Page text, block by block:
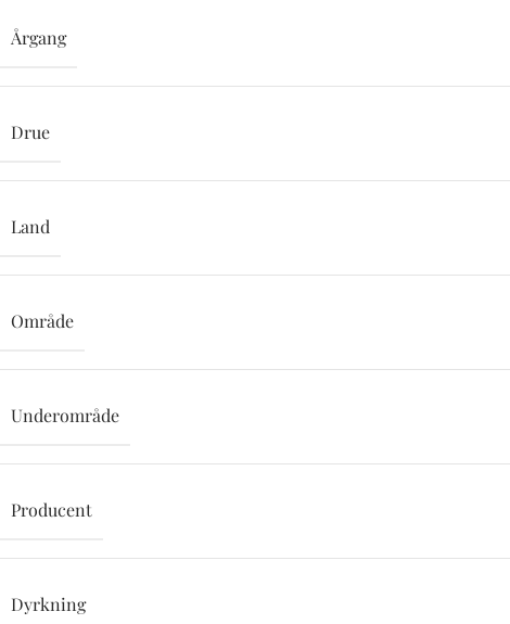
Årgang
Drue
Land
Område
Underområde
Producent
Dyrkning